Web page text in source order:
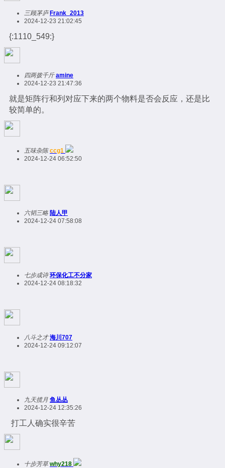
三顾茅庐 Frank_2013
2024-12-23 21:02:45
{:1110_549:}
四两拨千斤 amine
2024-12-23 21:47:36
就是矩阵行和列对应下来的两个物料是否会反应，还是比
较简单的。
五味杂陈 ccg1
2024-12-24 06:52:50
六韬三略 陆人甲
2024-12-24 07:58:08
七步成诗 环保化工不分家
2024-12-24 08:18:32
八斗之才 海川707
2024-12-24 09:12:07
九天揽月 鱼丛丛
2024-12-24 12:35:26
打工人确实很辛苦
十步芳草 why218